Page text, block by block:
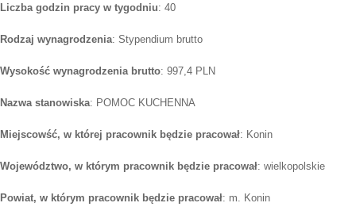
Liczba godzin pracy w tygodniu: 40
Rodzaj wynagrodzenia: Stypendium brutto
Wysokość wynagrodzenia brutto: 997,4 PLN
Nazwa stanowiska: POMOC KUCHENNA
Miejscowść, w której pracownik będzie pracował: Konin
Województwo, w którym pracownik będzie pracował: wielkopolskie
Powiat, w którym pracownik będzie pracował: m. Konin